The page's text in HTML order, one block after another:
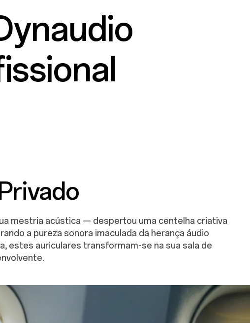
mestria acústica — despertou uma centelha criativa
a pureza sonora imaculada da herança áudio
estes auriculares transformam-se na sua sala de